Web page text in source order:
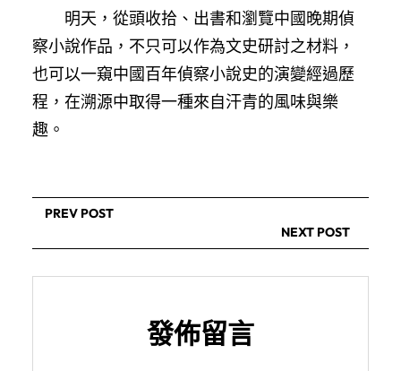
明天，從頭收拾、出書和瀏覽中國晚期偵
察小說作品，不只可以作為文史研討之材料，
也可以一窺中國百年偵察小說史的演變經過歷
程，在溯源中取得一種來自汗青的風味與樂
趣。
PREV POST
NEXT POST
發佈留言